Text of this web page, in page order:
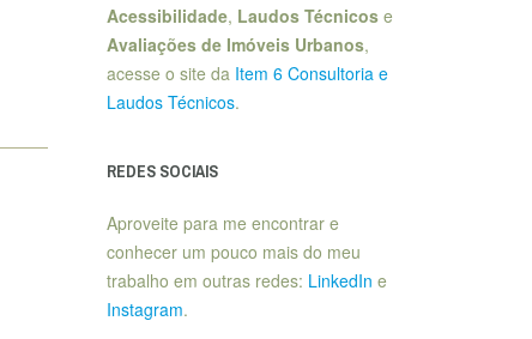
Acessibilidade, Laudos Técnicose
Avaliações de Imóveis Urbanos,
acesse o site da Item 6 Consultoria e
Laudos Técnicos.
REDES SOCIAIS
Aproveite para me encontrar e
conhecer um pouco mais do meu
trabalho em outras redes: LinkedIn e
Instagram.